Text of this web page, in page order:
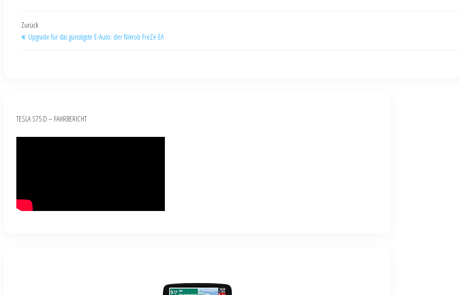
Zurück
Upgrade für das günstigste E-Auto: der Nikrob FreZe EA
TESLA S75 D – FAHRBERICHT